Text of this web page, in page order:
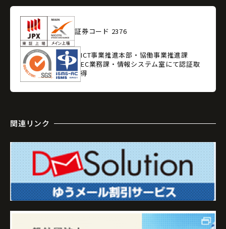
証券コード 2376
ICT事業推進本部・協働事業推進課
EC業務課・情報システム室にて認証取
得
関連リンク